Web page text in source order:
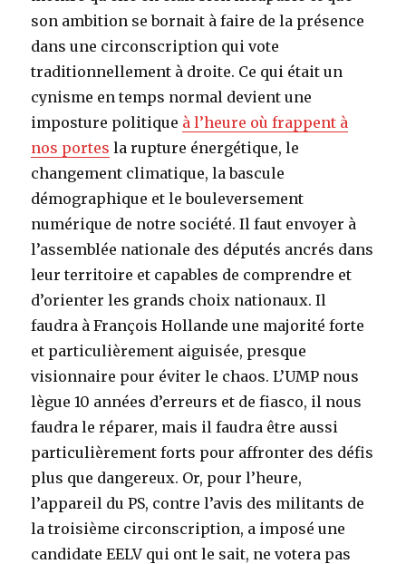
son ambition se bornait à faire de la présence
dans une circonscription qui vote
traditionnellement à droite. Ce qui était un
cynisme en temps normal devient une
imposture politique à l’heure où frappent à
nos portes la rupture énergétique, le
changement climatique, la bascule
démographique et le bouleversement
numérique de notre société. Il faut envoyer à
l’assemblée nationale des députés ancrés dans
leur territoire et capables de comprendre et
d’orienter les grands choix nationaux. Il
faudra à François Hollande une majorité forte
et particulièrement aiguisée, presque
visionnaire pour éviter le chaos. L’UMP nous
lègue 10 années d’erreurs et de fiasco, il nous
faudra le réparer, mais il faudra être aussi
particulièrement forts pour affronter des défis
plus que dangereux. Or, pour l’heure,
l’appareil du PS, contre l’avis des militants de
la troisième circonscription, a imposé une
candidate EELV qui ont le sait, ne votera pas